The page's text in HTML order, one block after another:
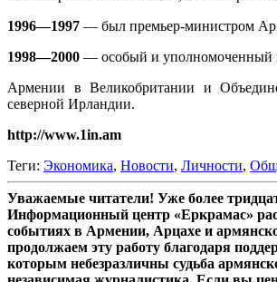
1996—1997 — был премьер-министром
1998—2000 — особый и уполномоченный
Армении в Великобритании и
северной Ирландии.
http://www.1in.am
Теги: Экономика, Новости, Личности,
Уважаемые читатели! Уже более
Информационный центр «Еркрамас»
событиях в Армении, Арцахе и
продолжаем эту работу благодаря
которым небезразличны судьба